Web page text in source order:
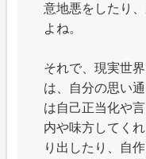
意地悪をしたり
よね。
それで、現実世
は、自分の思い
は自己正当化や
内や味方してく
り出したり、自